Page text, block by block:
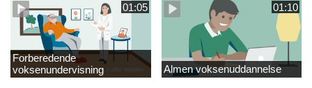
01:05
Forberedende
voksenundervisning
01:10
Almen voksenuddannelse